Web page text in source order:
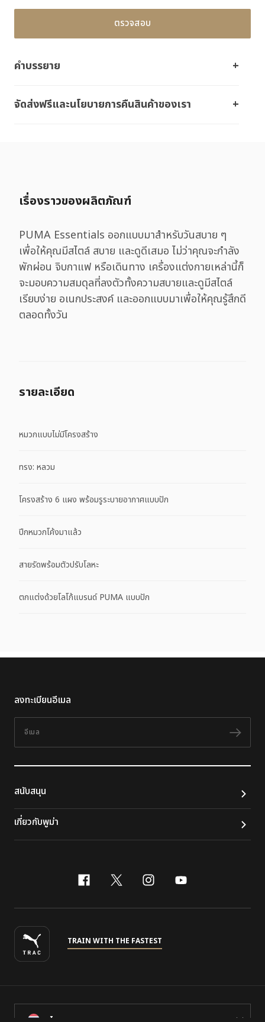
ตรวจสอบ
คำบรรยาย
จัดส่งฟรีและนโยบายการคืนสินค้าของเรา
เรื่องราวของผลิตภัณฑ์
PUMA Essentials ออกแบบมาสำหรับวันสบาย ๆ
เพื่อให้คุณมีสไตล์ สบาย และดูดีเสมอ ไม่ว่าคุณจะกำลัง
พักผ่อน จิบกาแฟ หรือเดินทาง เครื่องแต่งกายเหล่านี้ก็
จะมอบความสมดุลที่ลงตัวทั้งความสบายและดูมีสไตล์
เรียบง่าย อเนกประสงค์ และออกแบบมาเพื่อให้คุณรู้สึกดี
ตลอดทั้งวัน
รายละเอียด
หมวกแบบไม่มีโครงสร้าง
ทรง: หลวม
โครงสร้าง 6 แผง พร้อมรูระบายอากาศแบบปัก
ปีกหมวกโค้งมาแล้ว
สายรัดพร้อมตัวปรับโลหะ
ตกแต่งด้วยโลโก้แบรนด์ PUMA แบบปัก
ลงทะเบียนอีเมล
ติดต
สนับสนุน
เกี่ยวกับพูม่า
facebook
x-twitter
instagram
youtube
TRAIN WITH THE FASTEST
ไทย